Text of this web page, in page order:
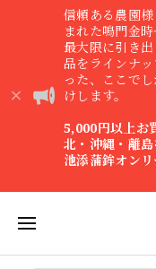
信頼ある農園
まれた鳴門金
最大限に引き
品をラインナ
った、ここで
けします。
5,000円以上お
北・沖縄・離島
池添蒲鉾オン